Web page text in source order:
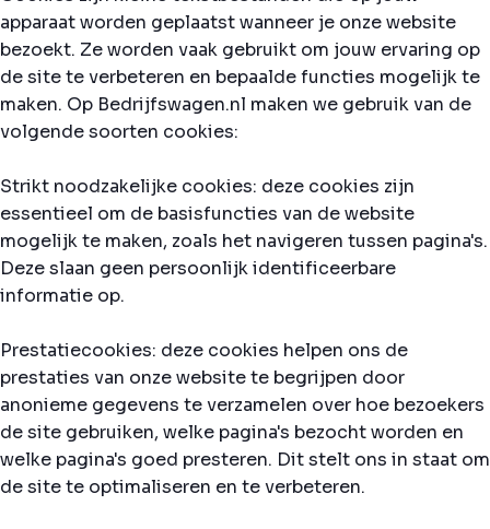
apparaat worden geplaatst wanneer je onze website
bezoekt. Ze worden vaak gebruikt om jouw ervaring op
de site te verbeteren en bepaalde functies mogelijk te
maken. Op Bedrijfswagen.nl maken we gebruik van de
volgende soorten cookies:
Strikt noodzakelijke cookies: deze cookies zijn
essentieel om de basisfuncties van de website
mogelijk te maken, zoals het navigeren tussen pagina's.
Deze slaan geen persoonlijk identificeerbare
informatie op.
Prestatiecookies: deze cookies helpen ons de
prestaties van onze website te begrijpen door
anonieme gegevens te verzamelen over hoe bezoekers
de site gebruiken, welke pagina's bezocht worden en
welke pagina's goed presteren. Dit stelt ons in staat om
de site te optimaliseren en te verbeteren.